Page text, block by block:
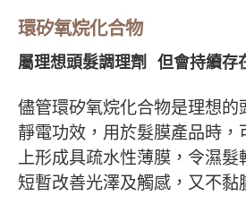
環矽氧烷化合物
屬理想頭髮調理劑 但會持續存
儘管環矽氧烷化合物是理想的
靜電功效，用於髮膜產品時
上形成具疏水性薄膜，令濕髮
短暫改善光澤及觸感，又不黏